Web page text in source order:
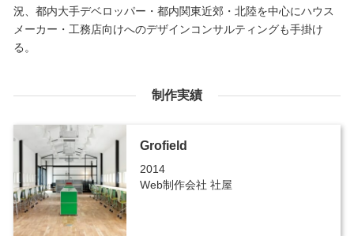
況、都内大手デベロッパー・都内関東近郊・北陸を中心にハウス
メーカー・工務店向けへのデザインコンサルティングも手掛け
る。
制作実績
Grofield
2014
Web制作会社 社屋